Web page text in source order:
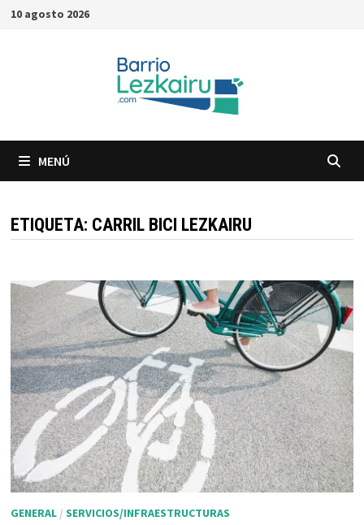
Saltar
10 agosto 2026
MENÚ
ETIQUETA: CARRIL BICI LEZKAIRU
GENERAL/ SERVICIOS/INFRAESTRUCTURAS